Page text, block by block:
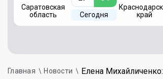
Саратовская
область
Сегодня
край
Главная Новости Елена